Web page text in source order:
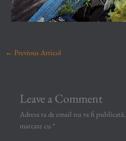
← Previous Articol
Leave a Comment
Adresa ta de email nu va fi publicată.
marcate cu *